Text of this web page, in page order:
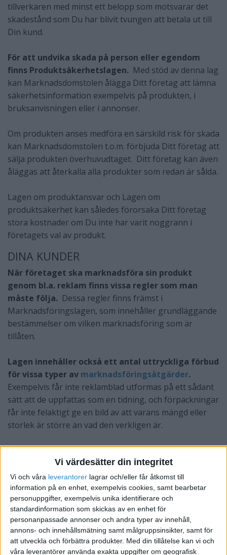
Vi värdesätter din integritet
Vi och våra leverantorer lagrar och/eller får åtkomst till
information på en enhet, exempelvis cookies, samt bearbetar
personuppgifter, exempelvis unika identifierare och
standardinformation som skickas av en enhet för
personanpassade annonser och andra typer av innehåll,
annons- och innehållsmätning samt målgruppsinsikter, samt för
att utveckla och förbättra produkter. Med din tillåtelse kan vi och
våra leverantörer använda exakta uppgifter om geografisk
tillverkaren med minst ett belopp som motsvarar det
skadestånd som Du har blivit tvungen att betala ut till
Din kund.
För att undvika skada på person eller egendom
finns Produktsäkerhetslagen. Med stöd av denna lag
kan Marknadsdomstolen ålägga Ditt företag att lämna
säkerhetsinformation exempelvis på produkten, i
bruksanvisningen eller i annonser.
Om produkten anses medföra en särskild risk för skada
kan Marknadsdomstolen t.o.m. förbjuda Ditt företag att
sälja produkten överhuvudtaget. Ditt företag kan även
åläggas att återkalla alla produkter som redan är sålda.
Lagen om produktansvar och Lagen om
produktsäkerhet kan således förorsaka Ditt företag
stora kostnader om Du inte har varit noggrann i
företagets val av produkt.
DINA KUNDER
När företaget ska marknadsföra sin produkt
genom bl.a. reklam finns vissa regler som man
måste följa. Dessa regler finns främst i
Marknadsföringslagen, som innehåller grundläggande
bestämmelser om vilken marknadsföring som är
tillåten.
Lagen innehåller också ett antal uttryckliga förbud
för vissa typer av marknadsföringsåtgärder.
Exempelvis får inte reklamblad utformas på ett sådant
sätt att de uppfattas som en tidning, och förpackningar
får inte felaktigt ge en bild av att varans mängd eller
storlek är större än vad den verkligen är.
Företagets marknadsföring och reklam får
överhuvudtaget inte vara vilseledande.Allt som
företaget påstår i sin marknadsföring ska i princip
kunna bevisas vara sant. Marknadsdomstolen kan
förbjuda den företagare som bryter mot
Marknadsföringslagen att fortsätta med
marknadsföringsåtgärden i fråga.
Företaget kan också åläggas att betala en s.k.